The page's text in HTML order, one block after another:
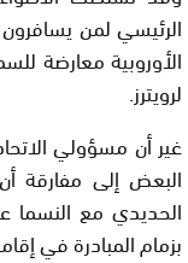
الرئيسي لمن
الأوروبية معارضة
لرويترز.
غير أن مسؤولي
البعض إلى مفارقة
بزمام المبادرة في